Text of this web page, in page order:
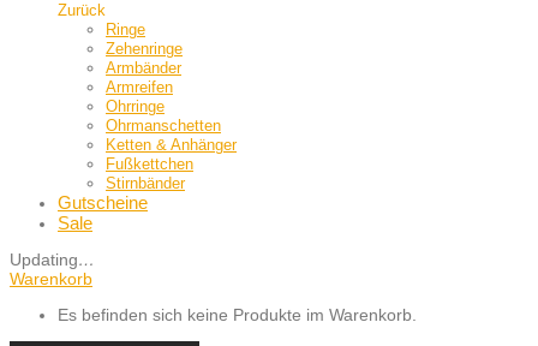
Zurück
Ringe
Zehenringe
Armbänder
Armreifen
Ohrringe
Ohrmanschetten
Ketten & Anhänger
Fußkettchen
Stirnbänder
Gutscheine
Sale
Updating…
Warenkorb
Es befinden sich keine Produkte im Warenkorb.